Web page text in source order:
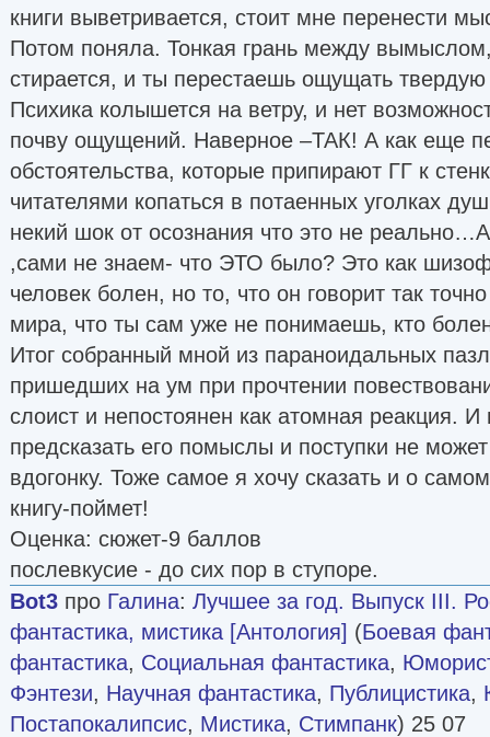
книги выветривается, стоит мне перенести
Потом поняла. Тонкая грань между
стирается, и ты перестаешь ощущать
Психика колышется на ветру, и нет
почву ощущений. Наверное –ТАК! А как еще
обстоятельства, которые припирают ГГ к
читателями копаться в потаенных уголках
некий шок от осознания что это не
,сами не знаем- что ЭТО было? Это как
человек болен, но то, что он говорит так
мира, что ты сам уже не понимаешь, кто
Итог собранный мной из параноидальных
пришедших на ум при прочтении
слоист и непостоянен как атомная реакция. И
предсказать его помыслы и поступки не
вдогонку. Тоже самое я хочу сказать и о
книгу-поймет!
Оценка: сюжет-9 баллов
послевкусие - до сих пор в ступоре.
Bot3 про Галина: Лучшее за год. Выпуск III.
фантастика, мистика [Антология] (Боевая
фантастика, Социальная фантастика,
Фэнтези, Научная фантастика, Публицистика,
Постапокалипсис, Мистика, Стимпанк) 25 07